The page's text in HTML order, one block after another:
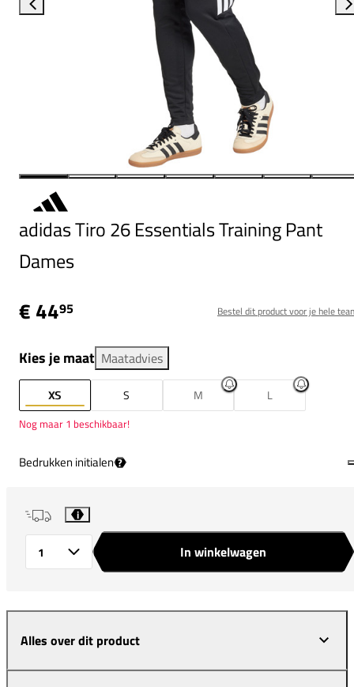
adidas Tiro 26 Essentials Training Pant
Dames
€ 4495 Bestel dit product voor je hele
Kies je maat Maatadvies
XS S M L
Nog maar 1 beschikbaar!
Bedrukken initialen ?
i
In winkelwagen
Alles over dit product